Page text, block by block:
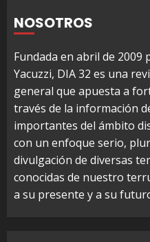
NOSOTROS
Fundada en abril de
Yacuzzi, DIA 32 es una
general que apuesta a
través de la información
importantes del ámbito
con un enfoque serio,
divulgación de diversas
conocidas de nuestro
a su presente y a su